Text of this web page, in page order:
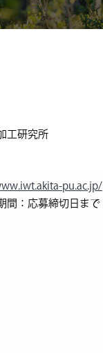
工研究所
pu.ac.jp/
間：応募締切日まで